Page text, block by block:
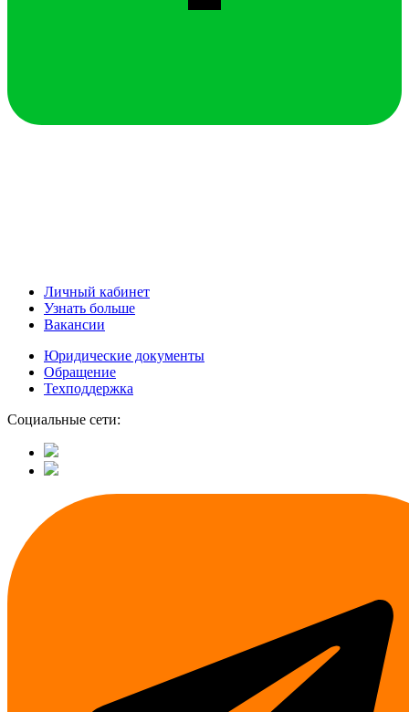
Личный кабинет
Узнать больше
Вакансии
Юридические документы
Обращение
Техподдержка
Социальные сети: